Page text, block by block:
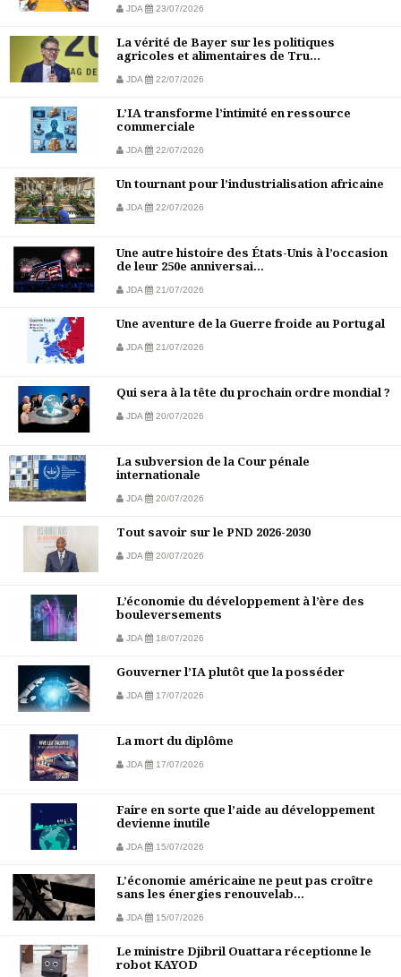
JDA 23/07/2026
La vérité de Bayer sur les politiques
agricoles et alimentaires de Tru...
JDA 22/07/2026
L’IA transforme l’intimité en ressource
commerciale
JDA 22/07/2026
Un tournant pour l’industrialisation africaine
JDA 22/07/2026
Une autre histoire des États-Unis à l’occasion
de leur 250e anniversai...
JDA 21/07/2026
Une aventure de la Guerre froide au Portugal
JDA 21/07/2026
Qui sera à la tête du prochain ordre mondial ?
JDA 20/07/2026
La subversion de la Cour pénale
internationale
JDA 20/07/2026
Tout savoir sur le PND 2026-2030
JDA 20/07/2026
L’économie du développement à l’ère des
bouleversements
JDA 18/07/2026
Gouverner l’IA plutôt que la posséder
JDA 17/07/2026
La mort du diplôme
JDA 17/07/2026
Faire en sorte que l’aide au développement
devienne inutile
JDA 15/07/2026
L'économie américaine ne peut pas croître
sans les énergies renouvelab...
JDA 15/07/2026
Le ministre Djibril Ouattara réceptionne le
robot KAYOD